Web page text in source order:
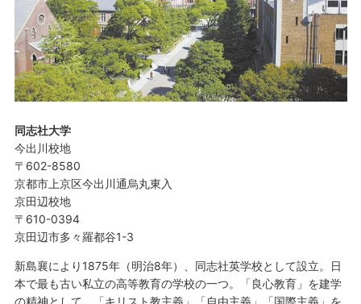
同志社大学
今出川校地
〒602-8580
京都市上京区今出川通烏丸東入
京田辺校地
〒610-0394
京田辺市多々羅都谷1-3
新島襄により1875年（明治8年）、同志社英学校として設立。日
本で最も古い私立の高等教育の学校の一つ。「良心教育」を建学
の精神として、「キリスト教主義」「自由主義」「国際主義」を